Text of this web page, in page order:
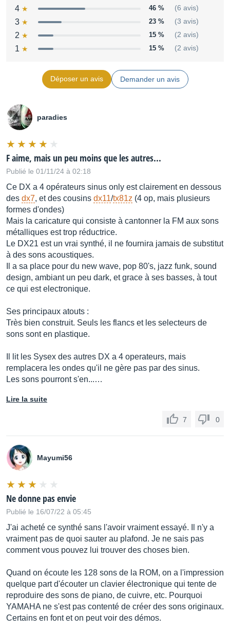
Effets : Chorus.
Sorties Audio : Stéréo.
Stockage Externe: Cassette. Sysex.
Source : Yamaha
4 46 % (6 avis)
3 23 % (3 avis)
2 15 % (2 avis)
1 15 % (2 avis)
Déposer un avis Demander un avis
paradies
F aime, mais un peu moins que les autres...
Publié le 01/11/24 à 02:18
Ce DX a 4 opérateurs sinus only est clairement en dessous
des dx7, et des cousins dx11/tx81z (4 op, mais plusieurs
formes d'ondes)
Mais la caricature qui consiste à cantonner la FM aux sons
métalliques est trop réductrice.
Le DX21 est un vrai synthé, il ne fournira jamais de substitut
à des sons acoustiques.
Il a sa place pour du new wave, pop 80's, jazz funk, sound
design, ambiant un peu dark, et grace à ses basses, à tout
ce qui est electronique.
Ses principaux atouts :
Très bien construit. Seuls les flancs et les selecteurs de
sons sont en plastique.
Il lit les Sysex des autres DX a 4 operateurs, mais
remplacera les ondes qu'il ne gère pas par des sinus.
Les sons pourront s'en...…
Lire la suite
7 0
Mayumi56
Ne donne pas envie
Publié le 16/07/22 à 05:45
J'ai acheté ce synthé sans l'avoir vraiment essayé. Il n'y a
vraiment pas de quoi sauter au plafond. Je ne sais pas
comment vous pouvez lui trouver des choses bien.
Quand on écoute les 128 sons de la ROM, on a l'impression
quelque part d'écouter un clavier électronique qui tente de
reproduire des sons de piano, de cuivre, etc. Pourquoi
YAMAHA ne s'est pas contenté de créer des sons originaux.
Certains en font et on peut voir des démos.